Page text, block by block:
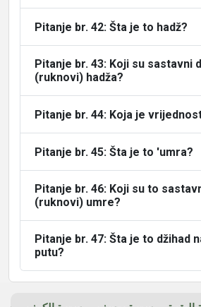
Pitanje br. 42: Šta je to hadž?
Pitanje br. 43: Koji su sastavni
(ruknovi) hadža?
Pitanje br. 44: Koja je
Pitanje br. 45: Šta je to 'umra?
Pitanje br. 46: Koji su to
(ruknovi) umre?
Pitanje br. 47: Šta je to džihad
putu?